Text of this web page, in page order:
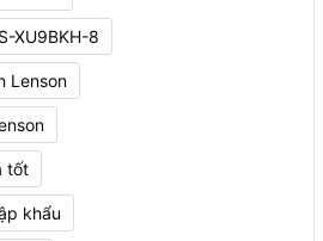
XU9BKH-8
Lenson
tốt
khẩu